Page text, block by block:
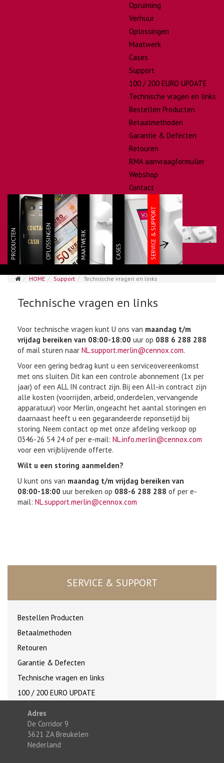
Opruiming
Verhuur
Oplossingen
Maatwerk
Cases
Support
100 / 200 EURO UPDATE
Technische vragen en links
Bestellen Producten
Betaalmethoden
Garantie & Defecten
Retouren
RMA aanvraagformulier
Webshop
Contact
HOME Support Technische vragen en links
Technische vragen en links
Voor technische vragen kunt U ons van maandag t/m
vrijdag bereiken van 08:00-18:00 uur op 088 6 288 288
of mail sturen naar NL.support.merlin@cennox.com.
Voor een gering bedrag kunt u een serviceovereenkomst
met ons sluiten. Dit kan een controle abonnement (1x per
jaar) of een ALL IN contract zijn. Bij een All-in contract zijn
alle kosten (voorrijden, arbeid, onderdelen, vervangende
apparatuur) voor Merlin, ongeacht het aantal storingen en
daarnaast heeft u een gegarandeerde reponsetijd bij
storing. Neem contact op met onze afdeling verkoop op
0346-26 54 24 of per e-mail: NL.info.merlin@cennox.com
voor een vrijblijvende offerte.
Wilt u een storing aanmelden?
U kunt ons van maandag t/m vrijdag bereiken van
08:00-18:00 uur bereiken op 088-6 288 288 of per e-
mail: NL.support.merlin@cennox.com
SERVICE & SUPPORT
Bestellen Producten
Betaalmethoden
Retouren
Garantie & Defecten
Technische vragen en links
100 / 200 EURO UPDATE
Adres
De Corridor 9
3621 ZA Breukelen
Nederland